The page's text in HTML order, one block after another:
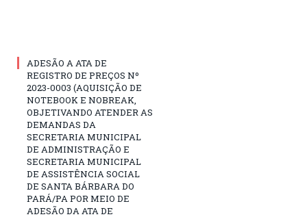
ADESÃO A ATA DE
REGISTRO DE PREÇOS Nº
2023-0003 (AQUISIÇÃO DE
NOTEBOOK E NOBREAK,
OBJETIVANDO ATENDER AS
DEMANDAS DA
SECRETARIA MUNICIPAL
DE ADMINISTRAÇÃO E
SECRETARIA MUNICIPAL
DE ASSISTÊNCIA SOCIAL
DE SANTA BÁRBARA DO
PARÁ/PA POR MEIO DE
ADESÃO DA ATA DE